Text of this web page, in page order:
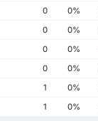
0 0%
0 0%
0 0%
0 0%
1 0%
1 0%